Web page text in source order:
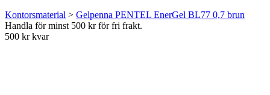
Kontorsmaterial > Gelpenna PENTEL EnerGel BL77 0,7 brun
Handla för minst 500 kr för fri frakt.
500 kr kvar